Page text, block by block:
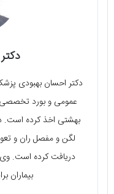
دکتر احسان بهبودی
عمومی و بورد تخصصی
بهشتی اخذ کرده
لگن و مفصل ران و
دریافت کرده است.
بیماران